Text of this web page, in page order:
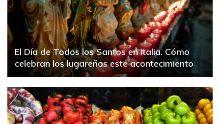
El Día de Todos los Santos en Italia. Cómo
celebran los lugareños este acontecimiento